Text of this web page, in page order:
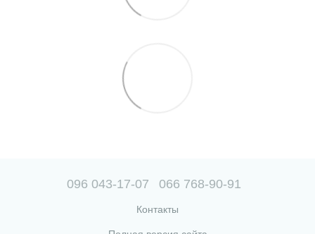
096 043-17-07 066 768-90-91
Контакты